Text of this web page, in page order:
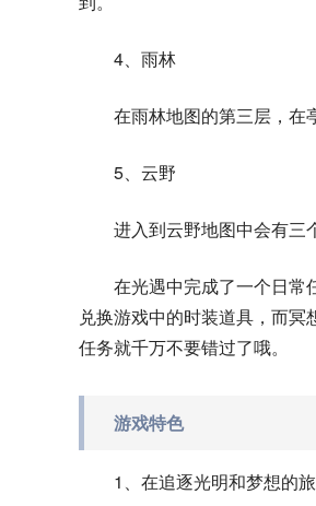
4、雨林
在雨林地图的第三层，在
5、云野
进入到云野地图中会有三
在光遇中完成了一个日常
兑换游戏中的时装道具，而
任务就千万不要错过了哦。
游戏特色
1、在追逐光明和梦想的